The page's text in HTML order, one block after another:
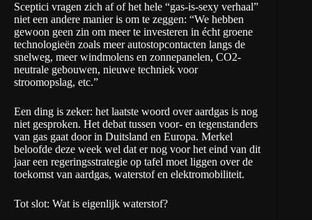
Sceptici vragen zich af of het hele “gas-is-sexy verhaal”
niet een andere manier is om te zeggen: “We hebben
gewoon geen zin om meer te investeren in écht groene
technologieën zoals meer autostopcontacten langs de
snelweg, meer windmolens en zonnepanelen, CO2-
neutrale gebouwen, nieuwe techniek voor
stroomopslag, etc.”
Een ding is zeker: het laatste woord over aardgas is nog
niet gesproken. Het debat tussen voor- en tegenstanders
van gas gaat door in Duitsland en Europa. Merkel
beloofde deze week wel dat er nog voor het eind van dit
jaar een regeringsstrategie op tafel moet liggen over de
toekomst van aardgas, waterstof en elektromobiliteit.
Tot slot: Wat is eigenlijk waterstof?